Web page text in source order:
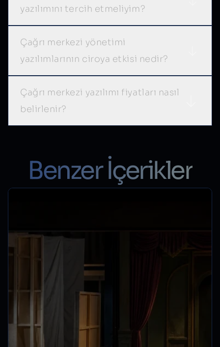
yazılımını tercih etmeliyim?
Çağrı merkezi yönetimi
yazılımlarının ciroya etkisi nedir?
Çağrı merkezi yazılımı fiyatları nasıl
belirlenir?
Benzer İçerikler